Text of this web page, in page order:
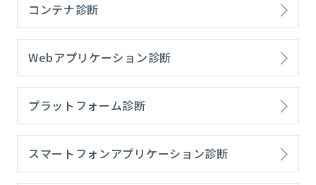
コンテナ診断
Webアプリケーション診断
プラットフォーム診断
スマートフォンアプリケーション診断